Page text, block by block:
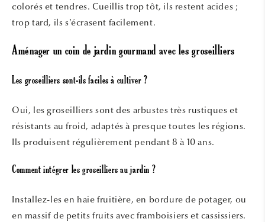
colorés et tendres. Cueillis trop tôt, ils restent acides ;
trop tard, ils s’écrasent facilement.
Aménager un coin de jardin gourmand avec les groseilliers
Les groseilliers sont-ils faciles à cultiver ?
Oui, les groseilliers sont des arbustes très rustiques et
résistants au froid, adaptés à presque toutes les régions.
Ils produisent régulièrement pendant 8 à 10 ans.
Comment intégrer les groseilliers au jardin ?
Installez-les en haie fruitière, en bordure de potager, ou
en massif de petits fruits avec framboisiers et cassissiers.